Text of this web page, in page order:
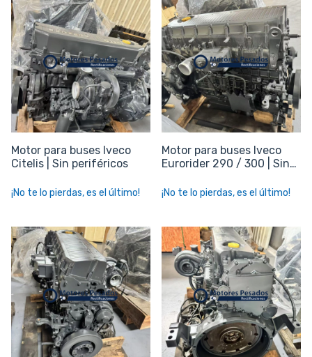
Motor para buses Iveco
Citelis | Sin periféricos
¡No te lo pierdas, es el último!
Motor para buses Iveco
Eurorider 290 / 300 | Sin
¡No te lo pierdas, es el último!